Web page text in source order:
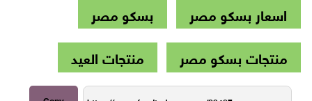
اسعار بسكو مصر
بسكو مصر
منتجات بسكو مصر
منتجات العيد